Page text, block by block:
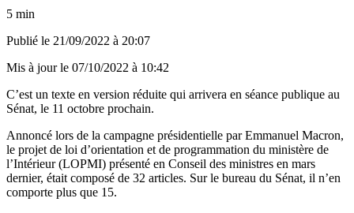
5 min
Publié le 21/09/2022 à 20:07
Mis à jour le 07/10/2022 à 10:42
C’est un texte en version réduite qui arrivera en séance publique au
Sénat, le 11 octobre prochain.
Annoncé lors de la campagne présidentielle par Emmanuel Macron,
le projet de loi d’orientation et de programmation du ministère de
l’Intérieur (LOPMI) présenté en Conseil des ministres en mars
dernier, était composé de 32 articles. Sur le bureau du Sénat, il n’en
comporte plus que 15.